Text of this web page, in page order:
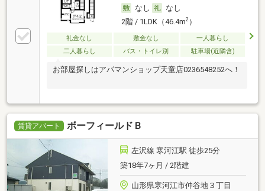
なし
なし
2階 / 1LDK（46.4m2）
礼金なし 敷金なし
一人暮らし
二人暮らし
バス・トイレ別 駐車場(近隣含)
お部屋探しはアパマンショップ天童店0236548252へ！
賃貸アパート ボーフィールドＢ
左沢線 寒河江駅 徒歩25分
築18年7ヶ月 / 2階建
山形県寒河江市仲谷地３丁目